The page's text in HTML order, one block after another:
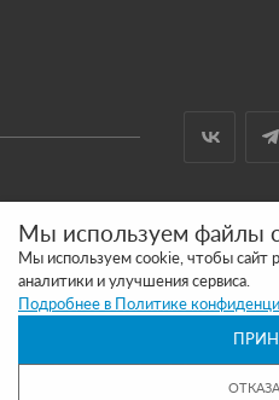
САЙТ СДЕЛАН И
ПОЛИТИКА
ОБРАЩАЕМ ВАШЕ ВНИМАНИЕ, ЧТО
ДАННОМ ИНТЕРНЕТ-САЙТЕ НОСИТ
ЯВЛЯЕТСЯ ПУБЛИЧНОЙ ОФЕРТОЙ,
(2)
Мы используем файлы
Мы используем cookie, чтобы сайт
аналитики и улучшения сервиса.
Подробнее в Политике